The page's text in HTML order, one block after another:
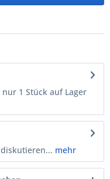
1 Stück auf Lager
mehr